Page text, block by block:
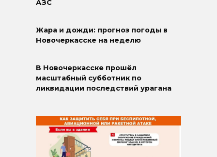
АЗС
Жара и дожди: прогноз погоды в
Новочеркасске на неделю
В Новочеркасске прошёл
масштабный субботник по
ликвидации последствий урагана